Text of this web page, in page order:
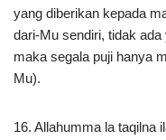
yang diberikan kepada
dari-Mu sendiri, tidak
maka segala puji hanya
Mu).
16. Allahumma la taqilna